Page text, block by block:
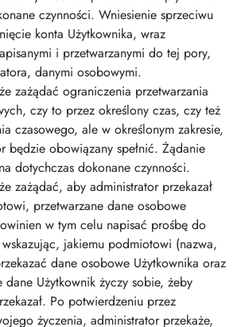
czynności. Wniesienie sprzeciwu
konta Użytkownika, wraz
i przetwarzanymi do tej pory,
danymi osobowymi.
zażądać ograniczenia przetwarzania
czy to przez określony czas, czy też
czasowego, ale w określonym zakresie,
będzie obowiązany spełnić. Żądanie
dotychczas dokonane czynności.
zażądać, aby administrator przekazał
przetwarzane dane osobowe
w tym celu napisać prośbę do
jakiemu podmiotowi (nazwa,
dane osobowe Użytkownika oraz
dane Użytkownik życzy sobie, żeby
Po potwierdzeniu przez
życzenia, administrator przekaże,